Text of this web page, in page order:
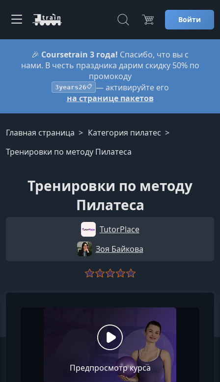
Войти
🎉 Coursetrain 3 года! Спасибо, что вы с
нами. В честь праздника дарим скидку 50% по
промокоду
3years26📋 — активируйте его
на странице пакетов
Главная страница
Категория пилатес
Тренировки по методу Пилатеса
Тренировки по методу
Пилатеса
TutorPlace
Зоя Байкова
Предпросмотр курса